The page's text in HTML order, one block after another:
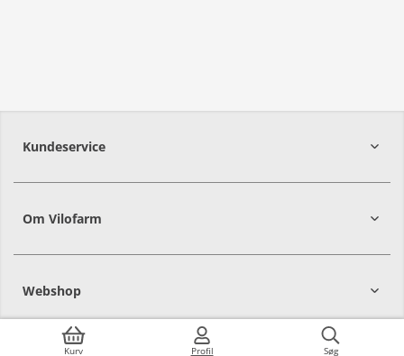
Kurv Profil Søg
Kundeservice
Om Vilofarm
Webshop